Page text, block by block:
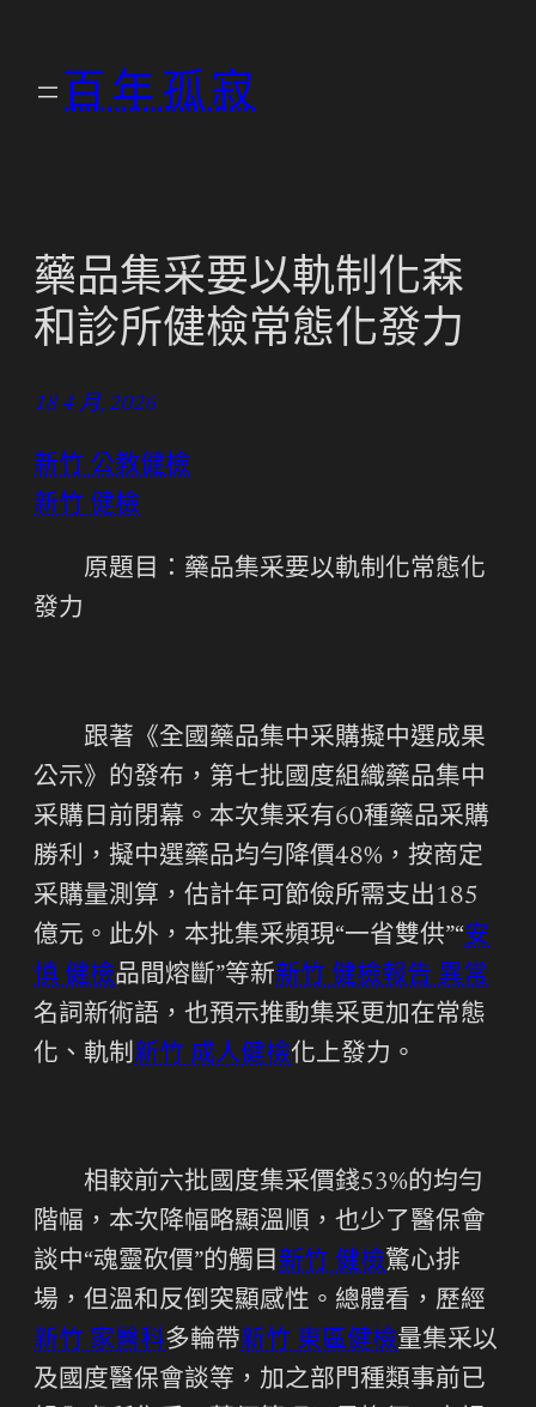
百年孤寂
藥品集采要以軌制化森
和診所健檢常態化發力
18 4 月, 2026
新竹 公教健檢
新竹 健檢
原題目：藥品集采要以軌制化常態化
發力
跟著《全國藥品集中采購擬中選成果
公示》的發布，第七批國度組織藥品集中
采購日前閉幕。本次集采有60種藥品采購
勝利，擬中選藥品均勻降價48%，按商定
采購量測算，估計年可節儉所需支出185
億元。此外，本批集采頻現“一省雙供”“安
慎 健檢品間熔斷”等新新竹 健檢報告 異常
名詞新術語，也預示推動集采更加在常態
化、軌制新竹 成人健檢化上發力。
相較前六批國度集采價錢53%的均勻
階幅，本次降幅略顯溫順，也少了醫保會
談中“魂靈砍價”的觸目新竹 健檢驚心排
場，但溫和反倒突顯感性。總體看，歷經
新竹 家醫科多輪帶新竹 東區健檢量集采以
及國度醫保會談等，加之部門種類事前已